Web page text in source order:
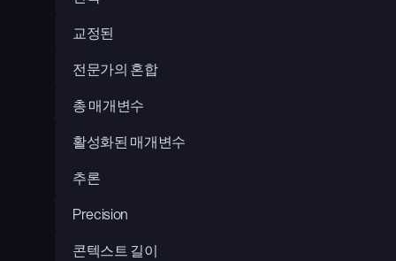
교정된
전문가의 혼합
총 매개변수
활성화된 매개변수
추론
Precision
콘텍스트 길이